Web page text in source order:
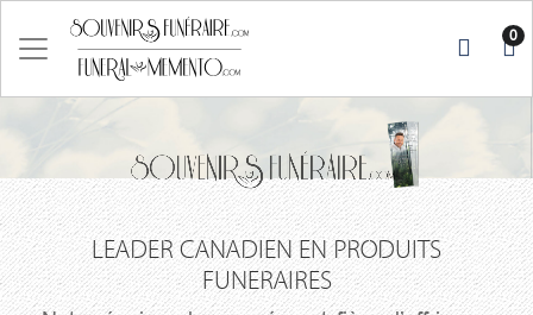
0
LEADER CANADIEN EN PRODUITS
FUNERAIRES